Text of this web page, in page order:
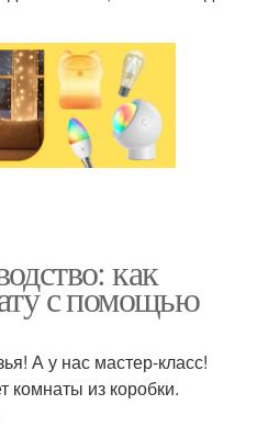
как
с помощью
А у нас мастер-класс!
комнаты из коробки.